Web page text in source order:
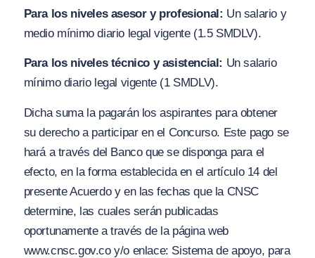
Para los niveles asesor y profesional: Un salario y
medio mínimo diario legal vigente (1.5 SMDLV).
Para los niveles técnico y asistencial: Un salario
mínimo diario legal vigente (1 SMDLV).
Dicha suma la pagarán los aspirantes para obtener
su derecho a participar en el Concurso. Este pago se
hará a través del Banco que se disponga para el
efecto, en la forma establecida en el artículo 14 del
presente Acuerdo y en las fechas que la CNSC
determine, las cuales serán publicadas
oportunamente a través de la página web
www.cnsc.gov.coy/o enlace: Sistema de apoyo, para